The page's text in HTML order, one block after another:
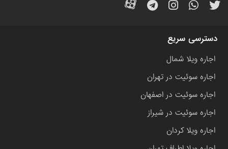
دسترسی سریع
اجاره ویلا شمال
اجاره سوئیت در تهران
اجاره سوئیت در اصفهان
اجاره سوئیت در شیراز
اجاره ویلا کردان